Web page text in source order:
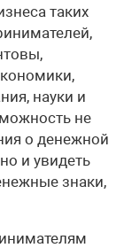
таких
науки и
не
о денежной
и увидеть
знаки,